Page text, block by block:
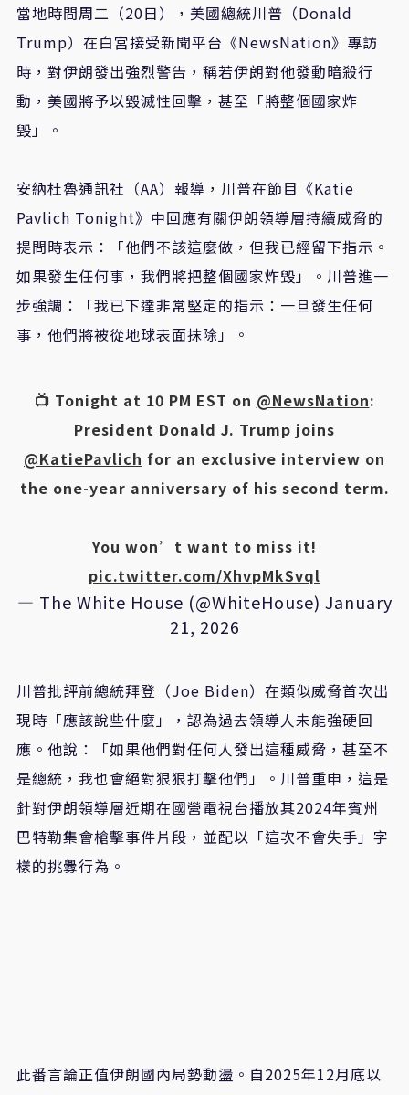
當地時間周二（20日），美國總統川普（Donald
Trump）在白宮接受新聞平台《NewsNation》專訪
時，對伊朗發出強烈警告，稱若伊朗對他發動暗殺行
動，美國將予以毀滅性回擊，甚至「將整個國家炸
毀」。
安納杜魯通訊社（AA）報導，川普在節目《Katie
Pavlich Tonight》中回應有關伊朗領導層持續威脅的
提問時表示：「他們不該這麼做，但我已經留下指示。
如果發生任何事，我們將把整個國家炸毀」。川普進一
步強調：「我已下達非常堅定的指示：一旦發生任何
事，他們將被從地球表面抹除」。
📺 Tonight at 10 PM EST on @NewsNation:
President Donald J. Trump joins
@KatiePavlich for an exclusive interview on
the one-year anniversary of his second term.
You won’t want to miss it!
pic.twitter.com/XhvpMkSvql
— The White House (@WhiteHouse) January
21, 2026
川普批評前總統拜登（Joe Biden）在類似威脅首次出
現時「應該說些什麼」，認為過去領導人未能強硬回
應。他說：「如果他們對任何人發出這種威脅，甚至不
是總統，我也會絕對狠狠打擊他們」。川普重申，這是
針對伊朗領導層近期在國營電視台播放其2024年賓州
巴特勒集會槍擊事件片段，並配以「這次不會失手」字
樣的挑釁行為。
此番言論正值伊朗國內局勢動盪。自2025年12月底以